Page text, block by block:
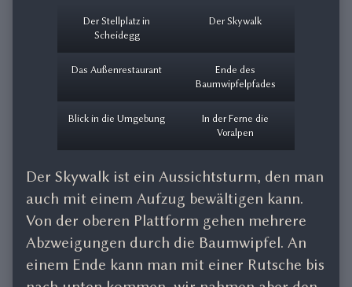
Der Stellplatz in
Scheidegg
Der Skywalk
Das Außenrestaurant
Ende des
Baumwipfelpfades
Blick in die Umgebung
In der Ferne die
Voralpen
Der Skywalk ist ein Aussichtsturm, den man
auch mit einem Aufzug bewältigen kann.
Von der oberen Plattform gehen mehrere
Abzweigungen durch die Baumwipfel. An
einem Ende kann man mit einer Rutsche bis